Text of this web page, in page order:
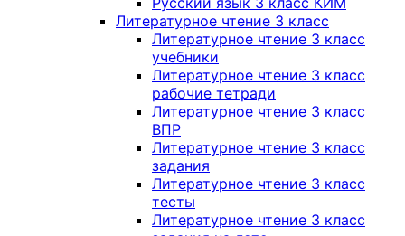
Литературное чтение 3 класс
Литературное чтение 3 класс
учебники
Литературное чтение 3 класс
рабочие тетради
Литературное чтение 3 класс
ВПР
Литературное чтение 3 класс
задания
Литературное чтение 3 класс
тесты
Литературное чтение 3 класс